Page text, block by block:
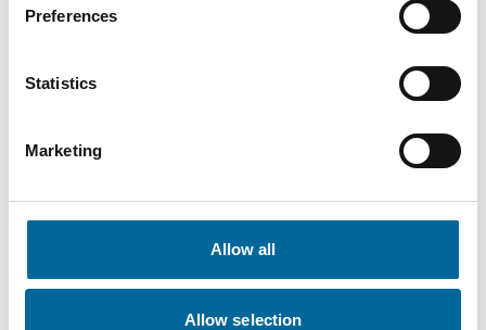
Preferences
Statistics
Marketing
Allow all
Allow selection